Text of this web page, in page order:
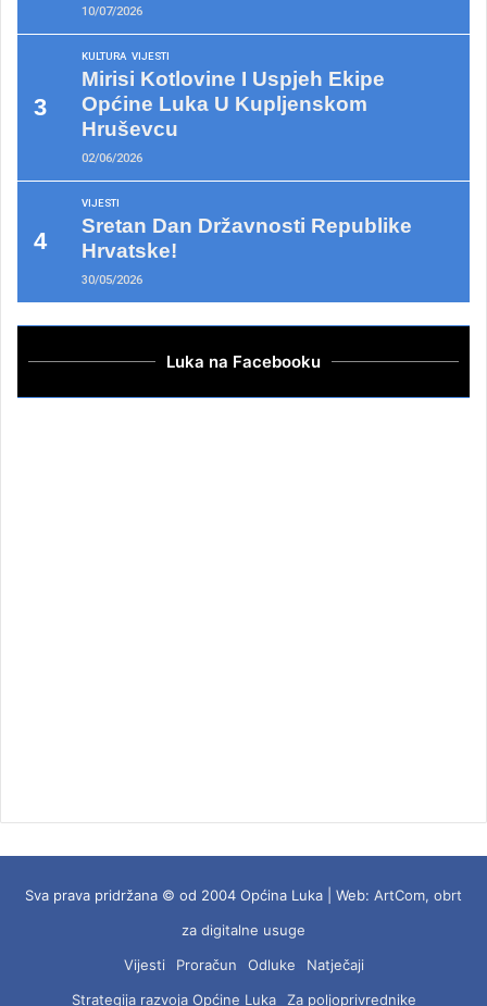
10/07/2026
KULTURA VIJESTI
Mirisi Kotlovine I Uspjeh Ekipe
Općine Luka U Kupljenskom
Hruševcu
02/06/2026
VIJESTI
Sretan Dan Državnosti Republike
Hrvatske!
30/05/2026
Luka na Facebooku
Sva prava pridržana © od 2004 Općina Luka | Web: ArtCom, obrt
za digitalne usuge
Vijesti
Proračun Odluke
Natječaji
Strategija razvoja Općine Luka
Za poljoprivrednike